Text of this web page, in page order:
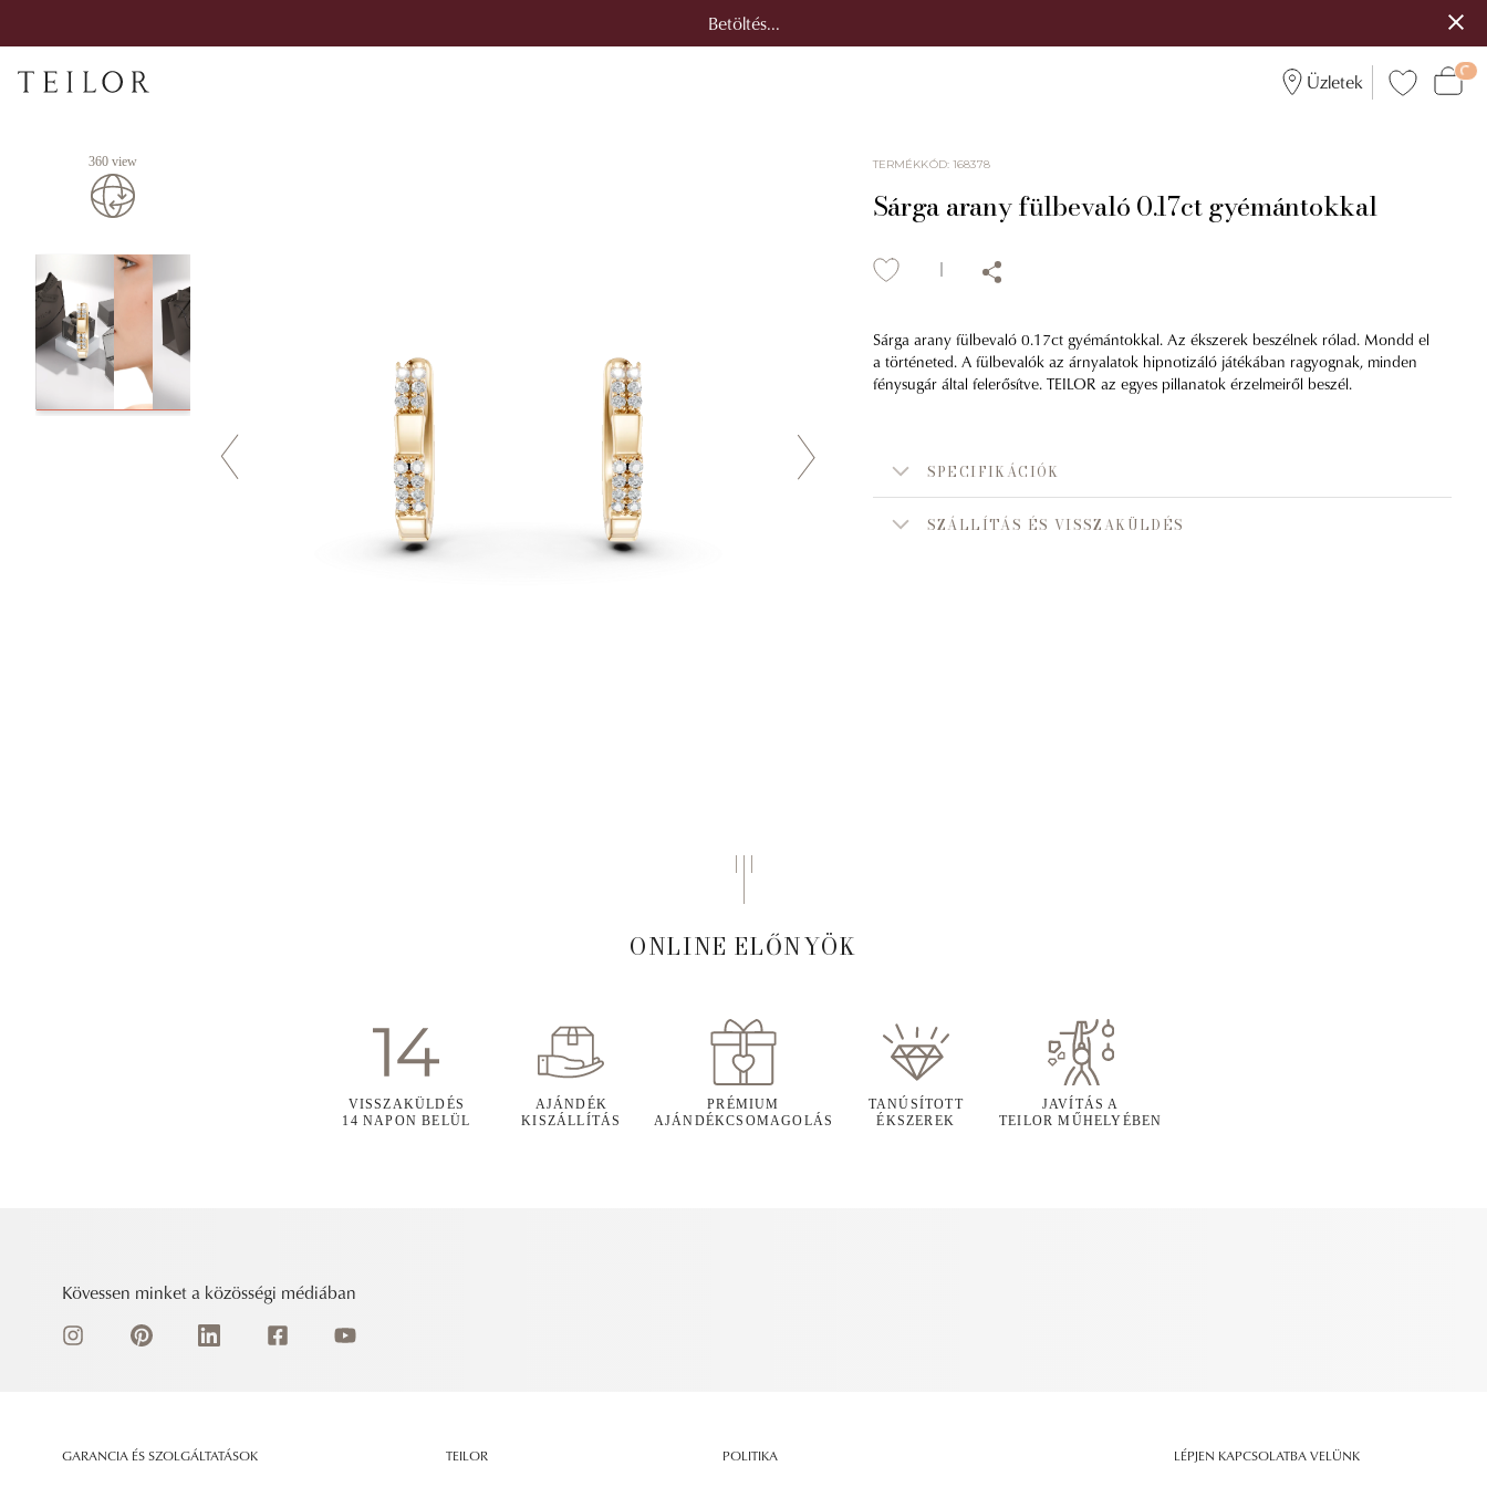
Betöltés...
Üzletek
360 view TERMÉKKÓD:168378
Sárga arany fülbevaló 0.17ct gyémántokkal
Sárga arany fülbevaló 0.17ct gyémántokkal. Az ékszerek beszélnek rólad. Mondd el
a történeted. A fülbevalók az árnyalatok hipnotizáló játékában ragyognak, minden
fénysugár által felerősítve. TEILOR az egyes pillanatok érzelmeiről beszél.
SPECIFIKÁCIÓK
SZÁLLÍTÁS ÉS VISSZAKÜLDÉS
ONLINE ELŐNYÖK
VISSZAKÜLDÉS
14 NAPON BELÜL
AJÁNDÉK
KISZÁLLÍTÁS
PRÉMIUM
AJÁNDÉKCSOMAGOLÁS
TANÚSÍTOTT
ÉKSZEREK
JAVÍTÁS A
TEILOR MŰHELYÉBEN
Kövessen minket a közösségi médiában
GARANCIA ÉS SZOLGÁLTATÁSOK TEILOR POLITIKA LÉPJEN KAPCSOLATBA VELÜNK